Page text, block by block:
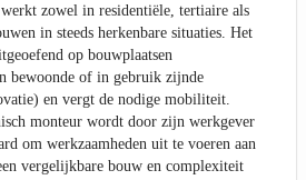
zowel in residentiële, tertiaire als
in steeds herkenbare situaties. Het
op bouwplaatsen
bewoonde of in gebruik zijnde
en vergt de nodige mobiliteit.
monteur wordt door zijn werkgever
om werkzaamheden uit te voeren aan
vergelijkbare bouw en complexiteit